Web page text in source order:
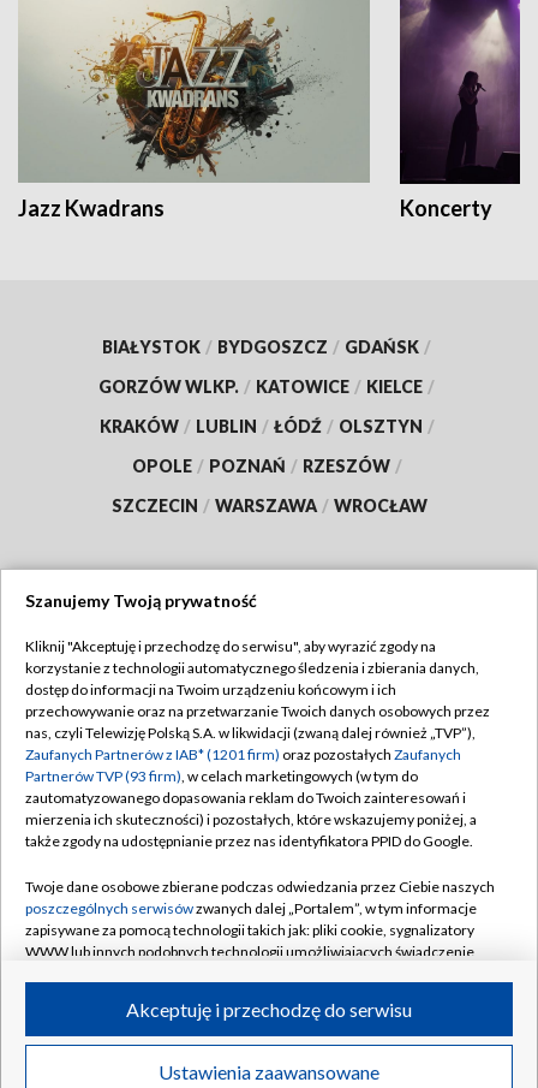
Jazz Kwadrans Koncerty
BIAŁYSTOK / BYDGOSZCZ / GDAŃSK /
GORZÓW WLKP. / KATOWICE / KIELCE /
KRAKÓW / LUBLIN / ŁÓDŹ / OLSZTYN /
OPOLE / POZNAŃ / RZESZÓW /
SZCZECIN / WARSZAWA / WROCŁAW
TVP
Abonament TVP
Emisja w TVP
Centrum informacji TVP
Naziemna Telewizja Cyfrowa
Rada Programowa
System NOS
Informacje o nadawcy
Program dla prasy
Regulamin TVP
Polityka prywatności
Moje zgody
Pomoc
Kontakt
Kanały
©2026 Telewizja Polska S.A. w likwidacji
Szanujemy Twoją prywatność
Kliknij "Akceptuję i przechodzę do serwisu", aby wyrazić zgody na
korzystanie z technologii automatycznego śledzenia i zbierania danych,
dostęp do informacji na Twoim urządzeniu końcowym i ich
przechowywanie oraz na przetwarzanie Twoich danych osobowych przez
nas, czyli Telewizję Polską S.A. w likwidacji (zwaną dalej również „TVP”),
Zaufanych Partnerów z IAB* (1201 firm) oraz pozostałych Zaufanych
Partnerów TVP (93 firm), w celach marketingowych (w tym do
zautomatyzowanego dopasowania reklam do Twoich zainteresowań i
mierzenia ich skuteczności) i pozostałych, które wskazujemy poniżej, a
także zgody na udostępnianie przez nas identyfikatora PPID do Google.
Twoje dane osobowe zbierane podczas odwiedzania przez Ciebie naszych
poszczególnych serwisówzwanych dalej „Portalem”, w tym informacje
zapisywane za pomocą technologii takich jak: pliki cookie, sygnalizatory
WWW lub innych podobnych technologii umożliwiających świadczenie
ruchu w Internecie.
Twoje dane osobowe zbierane podczas odwiedzania przez Ciebie
poszczególnych serwisówna Portalu, takie jak adresy IP, identyfikatory
Ustawienia zaawansowane
Akceptuję i przechodzę do serwisu